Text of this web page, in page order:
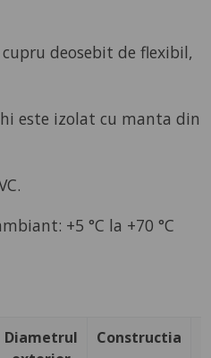
deosebit de flexibil,
este izolat cu manta din
+5 °C la +70 °C
Diametrul
Constructia